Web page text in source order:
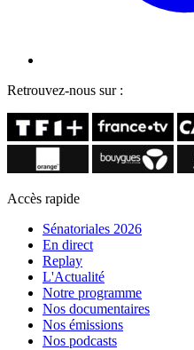
Retrouvez-nous sur :
Accès rapide
Sénatoriales 2026
En direct
Replay
L'Actualité
Notre programme
Nos documentaires
Nos émissions
Nos podcasts